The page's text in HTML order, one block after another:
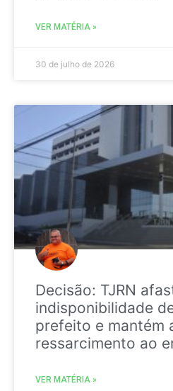
VER MATÉRIA »
30 de julho de 2026
Decisão: TJRN
indisponibilidade
prefeito e mantém
ressarcimento ao
VER MATÉRIA »